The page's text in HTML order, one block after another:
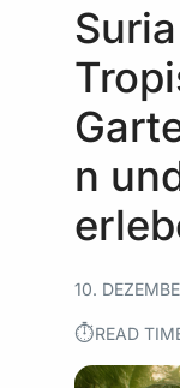
n
10.
⏱︎READ